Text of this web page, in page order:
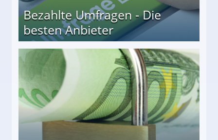
Bezahlte Umfragen - Die
besten Anbieter